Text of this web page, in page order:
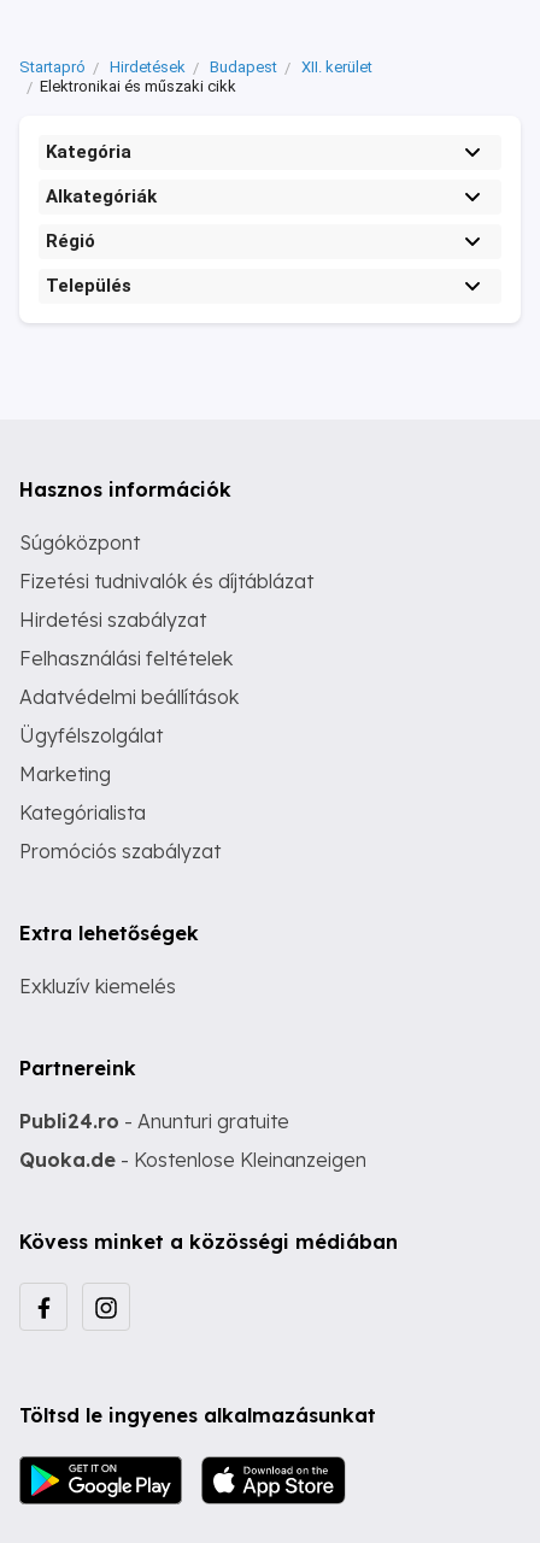
Startapró Hirdetések Budapest
XII. kerület
Elektronikai és műszaki cikk
Kategória
Alkategóriák
Régió
Település
Hasznos információk
Súgóközpont
Fizetési tudnivalók és díjtáblázat
Hirdetési szabályzat
Felhasználási feltételek
Adatvédelmi beállítások
Ügyfélszolgálat
Marketing
Kategórialista
Promóciós szabályzat
Extra lehetőségek
Exkluzív kiemelés
Partnereink
Publi24.ro - Anunturi gratuite
Quoka.de - Kostenlose Kleinanzeigen
Kövess minket a közösségi médiában
Töltsd le ingyenes alkalmazásunkat